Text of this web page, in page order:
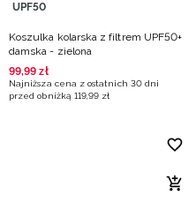
UPF50
Koszulka kolarska z filtrem UPF50+
damska - zielona
99,99 zł
Najniższa cena z ostatnich 30 dni
przed obniżką 119,99 zł